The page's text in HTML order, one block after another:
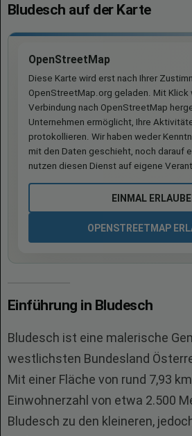
Bludesch auf der Karte
OpenStreetMap
Diese Karte wird erst nach Ihrer
OpenStreetMap.org geladen. Mit Klick
Verbindung nach OpenStreetMap
Unternehmen ermöglicht, Ihre
protokollieren. Wir haben weder
mit den Daten geschieht, noch darauf
nutzen diesen Dienst auf eigene
EINMAL
OPENSTREETMAP
Einführung in Bludesch
Bludesch ist eine malerische
westlichsten Bundesland
Mit einer Fläche von rund 7,93
Einwohnerzahl von etwa 2.500
Bludesch zu den kleineren,